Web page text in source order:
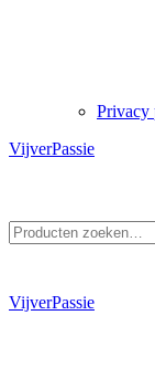
Privacy
VijverPassie
naar:
VijverPassie